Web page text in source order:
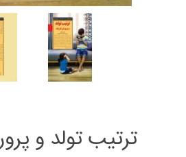
ترتیب تولد و